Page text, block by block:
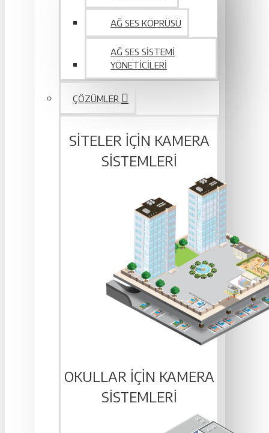
AĞ SES KÖPRÜSÜ
AĞ SES SISTEMI
YÖNETICILERI
ÇÖZÜMLER
SITELER IÇIN KAMERA
SISTEMLERI
OKULLAR IÇIN KAMERA
SISTEMLERI